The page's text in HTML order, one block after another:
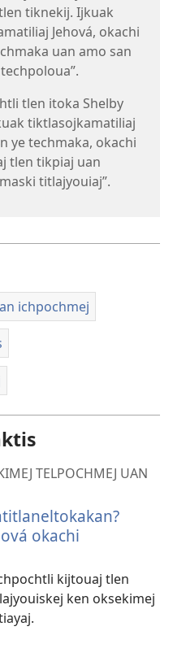
tiknekij. Ijkuak
Jehová, okachi
uan amo san
tlen itoka Shelby
tiktlasojkamatiliaj
ye techmaka, okachi
tlen tikpiaj uan
titlajyouiaj”.
ichpochmej
TELPOCHMEJ UAN
okachi
kijtouaj tlen
ken oksekimej